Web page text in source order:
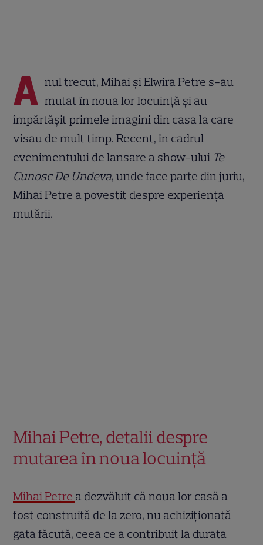
A nul trecut, Mihai și Elwira Petre s-au
mutat în noua lor locuință și au
împărtășit primele imagini din casa la care
visau de mult timp. Recent, în cadrul
evenimentului de lansare a show-ului Te
Cunosc De Undeva, unde face parte din juriu,
Mihai Petre a povestit despre experiența
mutării.
Mihai Petre, detalii despre
mutarea în noua locuință
Mihai Petre a dezvăluit că noua lor casă a
fost construită de la zero, nu achiziționată
gata făcută, ceea ce a contribuit la durata